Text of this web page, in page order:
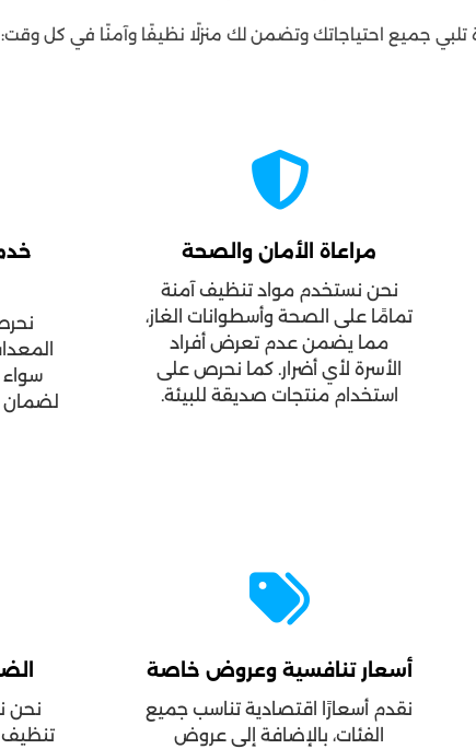
جميع احتياجاتك وتضمن لك منزلًا نظيفًا وآمنًا في كل وقت:
مراعاة الأمان والصحة
نحن نستخدم مواد تنظيف آمنة
تمامًا على الصحة وأسطوانات الغاز،
مما يضمن عدم تعرض أفراد
الأسرة لأي أضرار. كما نحرص على
استخدام منتجات صديقة للبيئة.
سواء
لضمان
أسعار تنافسية وعروض خاصة
نقدم أسعارًا اقتصادية تناسب جميع
الفئات، بالإضافة إلى عروض
نحن
تنظيف